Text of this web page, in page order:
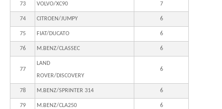
73 VOLVO/XC90 7
74 CITROEN/JUMPY 6
75 FIAT/DUCATO 6
76 M.BENZ/CLASSEC 6
77
LAND
ROVER/DISCOVERY
6
78 M.BENZ/SPRINTER 314 6
79 M.BENZ/CLA250 6